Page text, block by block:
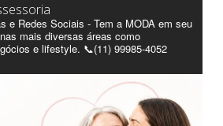
e Redes Sociais - Tem a MODA em seu
mais diversas áreas como
e lifestyle. 📞(11) 99985-4052